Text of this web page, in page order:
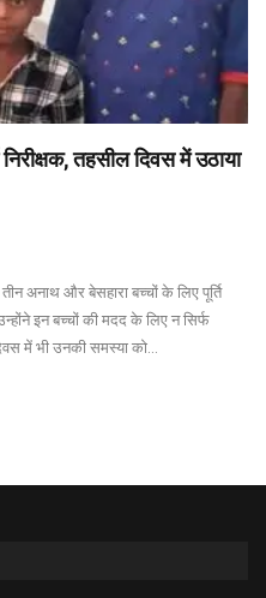
तहसील दिवस में उठाया
अनाथ और बेसहारा बच्चों के लिए पूर्ति
इन बच्चों की मदद के लिए न सिर्फ
में भी उनकी समस्या को…